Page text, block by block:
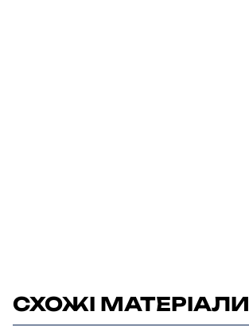
СХОЖІ МАТЕРІАЛИ